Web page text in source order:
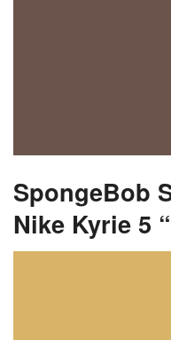
SpongeBob
Nike Kyrie 5